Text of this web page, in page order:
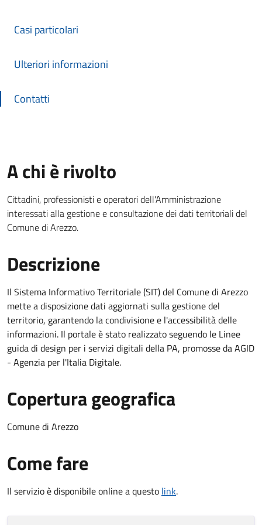
Casi particolari
Ulteriori informazioni
Contatti
A chi è rivolto
Cittadini, professionisti e operatori dell'Amministrazione
interessati alla gestione e consultazione dei dati territoriali del
Comune di Arezzo.
Descrizione
Il Sistema Informativo Territoriale (SIT) del Comune di Arezzo
mette a disposizione dati aggiornati sulla gestione del
territorio, garantendo la condivisione e l'accessibilità delle
informazioni. Il portale è stato realizzato seguendo le Linee
guida di design per i servizi digitali della PA, promosse da AGID
- Agenzia per l'Italia Digitale.
Copertura geografica
Comune di Arezzo
Come fare
Il servizio è disponibile online a questo link.